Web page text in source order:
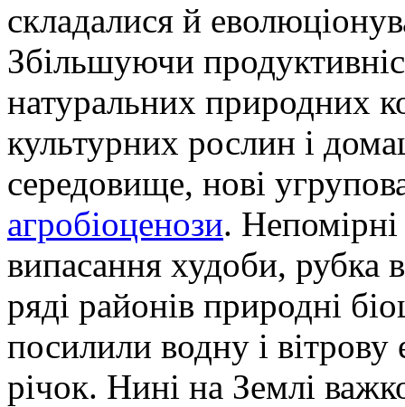
складалися й
Збільшуючи
натуральних природних
культурних рослин і
середовище, нові
агробіоценози.
випасання худоби, рубка
ряді районів природні
посилили водну і вітрову
річок. Нині на Землі